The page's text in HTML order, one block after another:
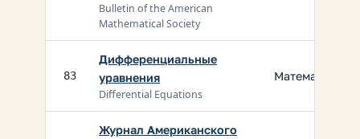
Bulletin of the American
Mathematical Society
83
Дифференциальные
уравнения
Differential Equations
Математика
Журнал Американского